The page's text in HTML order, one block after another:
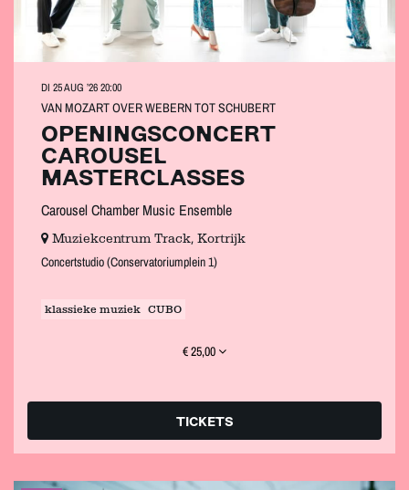
OPENINGSCONCERT
CAROUSEL
MASTERCLASSES
Carousel Chamber Music Ensemble
VAN MOZART OVER WEBERN TOT SCHUBERT
DI 25 AUG ’2620:00
Muziekcentrum Track, Kortrijk
Concertstudio (Conservatoriumplein 1)
klassieke muziek CUBO
€ 25,00
TICKETS